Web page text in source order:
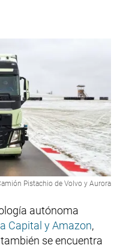
Pistachio de Volvo y Aurora
autónoma
Capital y Amazon,
se encuentra